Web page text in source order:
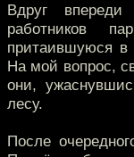
Вдруг
работников
притаившуюся в
На мой вопрос,
они,
лесу.
После